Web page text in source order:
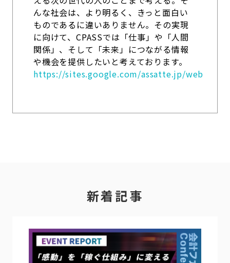
んな社会は、より明るく、きっと面白い
ものであるに違いありません。その実現
に向けて、CPASSでは「仕事」や「人間
関係」、そして「未来」につながる情報
や機会を提供したいと考えております。
https://sites.google.com/assatte.jp/web
新着記事